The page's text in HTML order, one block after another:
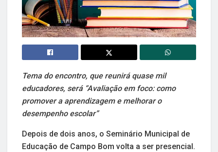
Tema do encontro, que reunirá quase mil
educadores, será “Avaliação em foco: como
promover a aprendizagem e melhorar o
desempenho escolar”
Depois de dois anos, o Seminário Municipal de
Educação de Campo Bom volta a ser presencial.